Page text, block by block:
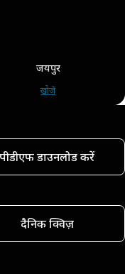
जयपुर
खोजें
पीडीएफ डाउनलोड करें
दैनिक क्विज़